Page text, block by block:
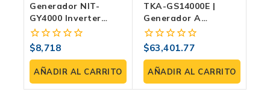
Generador NIT-
GY4000 Inverter
Silencioso De 3600W
– Compacto Y
Eficiente Con Modo
Eco.
0
fuera
de
5
$8,718
AÑADIR AL CARRITO
TKA-GS14000E |
Generador A
Gasolina 14 KW
Monofásico/trifásico
Con Salida
Equitativa Y Tanque
0
fuera
de
5
$63,401.77
AÑADIR AL CARRITO